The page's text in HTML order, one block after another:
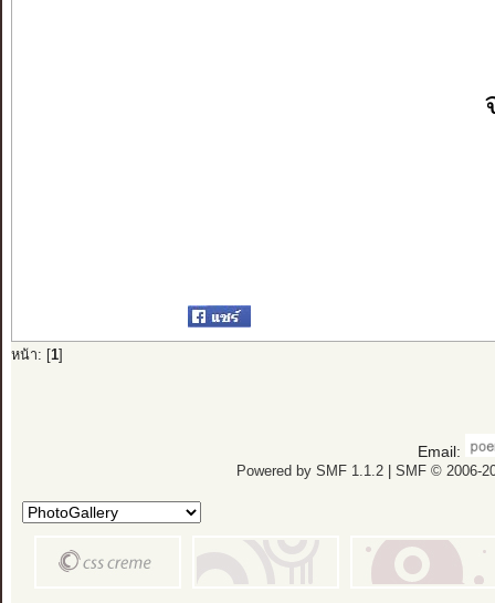
จงเติมกำลั
หน้า: [ 1]
Email:
Powered by SMF 1.1.2| SMF © 2006-